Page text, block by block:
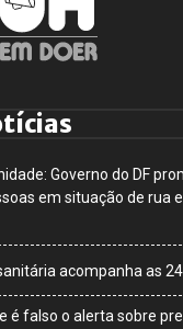
Governo do DF
em situação de rua
acompanha as
é falso o alerta sobre